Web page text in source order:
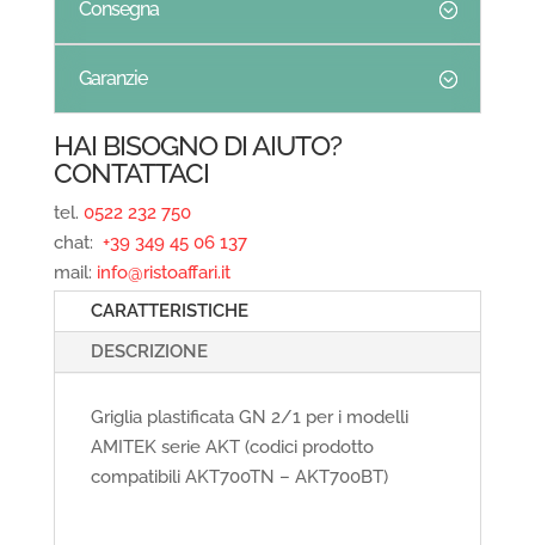
Consegna
Garanzie
HAI BISOGNO DI AIUTO?
CONTATTACI
tel. 0522 232 750
chat: +39 349 45 06 137
mail: info@ristoaffari.it
CARATTERISTICHE
DESCRIZIONE
Griglia plastificata GN 2/1 per i modelli
AMITEK serie AKT (codici prodotto
compatibili AKT700TN – AKT700BT)